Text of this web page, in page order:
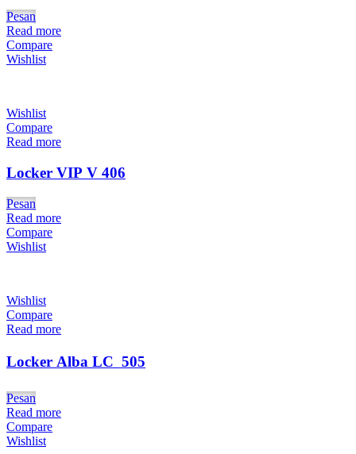
Pesan
Read more
Compare
Wishlist
Wishlist
Compare
Read more
Locker VIP V 406
Pesan
Read more
Compare
Wishlist
Wishlist
Compare
Read more
Locker Alba LC  505
Pesan
Read more
Compare
Wishlist